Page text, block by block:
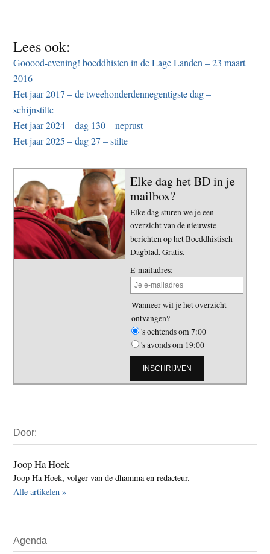
Lees ook:
Gooood-evening! boeddhisten in de Lage Landen – 23 maart
2016
Het jaar 2017 – de tweehonderdennegentigste dag –
schijnstilte
Het jaar 2024 – dag 130 – neprust
Het jaar 2025 – dag 27 – stilte
Elke dag het BD in je
mailbox?
Elke dag sturen we je een
overzicht van de nieuwste
berichten op het Boeddhistisch
Dagblad. Gratis.
E-mailadres:
Wanneer wil je het overzicht
ontvangen?
's ochtends om 7:00
's avonds om 19:00
Sidebar
Door:
Joop Ha Hoek
Joop Ha Hoek, volger van de dhamma en redacteur.
Alle artikelen »
Agenda